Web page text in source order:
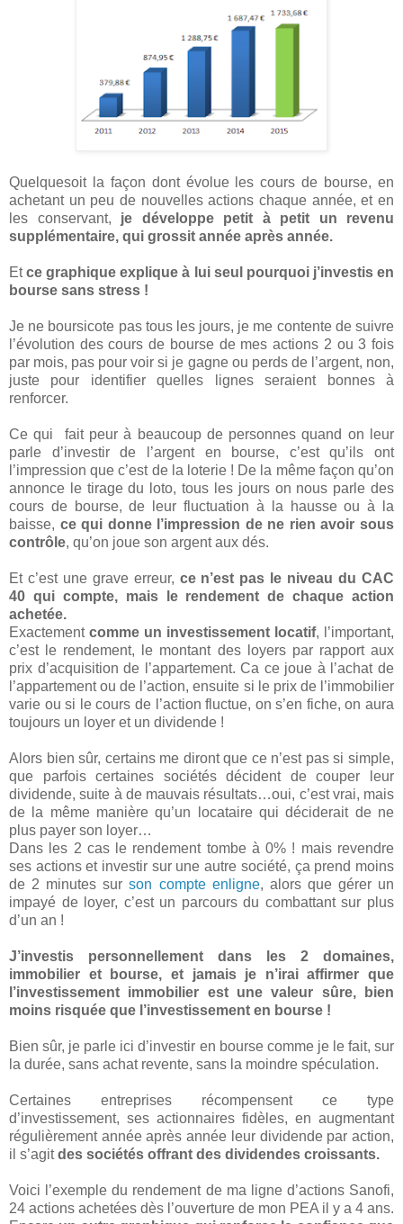
Quelquesoit la façon dont évolue les cours de bourse, en
achetant un peu de nouvelles actions chaque année, et en
les conservant, je développe petit à petit un revenu
supplémentaire, qui grossit année après année.
Etce graphique explique à lui seul pourquoi j’investis en
bourse sans stress !
Je ne boursicote pas tous les jours, je me contente de suivre
l’évolution des cours de bourse de mes actions 2 ou 3 fois
par mois, pas pour voir si je gagne ou perds de l’argent, non,
juste pour identifier quelles lignes seraient bonnes à
renforcer.
Ce qui
fait peur à beaucoup de personnes quand on leur
parle d’investir de l’argent en bourse, c’est qu’ils ont
l’impression que c’est de la loterie ! De la même façon qu’on
annonce le tirage du loto, tous les jours on nous parle des
cours de bourse, de leur fluctuation à la hausse ou à la
baisse, ce qui donne l’impression de ne rien avoir sous
contrôle, qu’on joue son argent aux dés.
Et c’est une grave erreur, ce n’est pas le niveau du CAC
40 qui compte, mais le rendement de chaque action
achetée.
Exactement comme un investissement locatif, l’important,
c’est le rendement, le montant des loyers par rapport aux
prix d’acquisition de l’appartement. Ca ce joue à l’achat de
l’appartement ou de l’action, ensuite si le prix de l’immobilier
varie ou si le cours de l’action fluctue, on s’en fiche, on aura
toujours un loyer et un dividende !
Alors bien sûr, certains me diront que ce n’est pas si simple,
que parfois certaines sociétés décident de couper leur
dividende, suite à de mauvais résultats…oui, c’est vrai, mais
de la même manière qu’un locataire qui déciderait de ne
plus payer son loyer…
Dans les 2 cas le rendement tombe à 0% ! mais revendre
ses actions et investir sur une autre société, ça prend moins
de 2 minutes surson compte enligne, alors que gérer un
impayé de loyer, c’est un parcours du combattant sur plus
d’un an !
J’investis personnellement dans les 2 domaines,
immobilier et bourse, et jamais je n’irai affirmer que
l’investissement immobilier est une valeur sûre, bien
moins risquée que l’investissement en bourse !
Bien sûr, je parle ici d’investir en bourse comme je le fait, sur
la durée, sans achat revente, sans la moindre spéculation.
Certaines entreprises récompensent ce type
d’investissement, ses actionnaires fidèles, en augmentant
régulièrement année après année leur dividende par action,
il s’agitdes sociétés offrant des dividendes croissants.
Voici l’exemple du rendement de ma ligne d’actions Sanofi,
24 actions achetées dès l’ouverture de mon PEA il y a 4 ans.